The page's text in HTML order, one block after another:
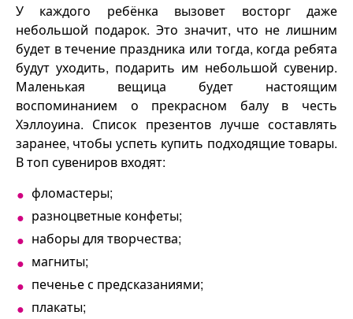
У каждого ребёнка вызовет восторг даже
небольшой подарок. Это значит, что не лишним
будет в течение праздника или тогда, когда ребята
будут уходить, подарить им небольшой сувенир.
Маленькая вещица будет настоящим
воспоминанием о прекрасном балу в честь
Хэллоуина. Список презентов лучше составлять
заранее, чтобы успеть купить подходящие товары.
В топ сувениров входят:
фломастеры;
разноцветные конфеты;
наборы для творчества;
магниты;
печенье с предсказаниями;
плакаты;